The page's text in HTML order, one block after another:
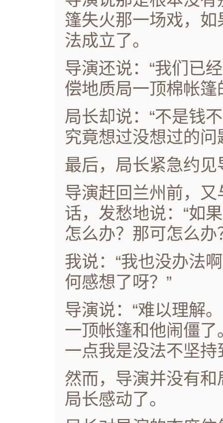
篷失火那一场戏，
法成立了。
导演还说：“我们已
偿地质局一顶棉帐篷
局长却说：“不是钱
究竟想过没想过的问
最后，局长紧急约见
导演赶回兰州前，
话，发愁地说：“如
怎么办？那可怎么办
我说：“我也没办法
何感想了呀？”
导演说：“难以理解
一顶帐篷和他闹僵
一点我是没法不坚持
然而，导演并没有
局长感动了。